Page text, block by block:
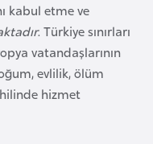
kabul etme ve
. Türkiye sınırları
vatandaşlarının
evlilik, ölüm
hizmet